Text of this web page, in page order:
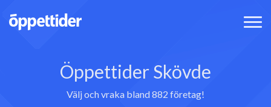
Öppettider Skövde
Välj och vraka bland 882 företag!